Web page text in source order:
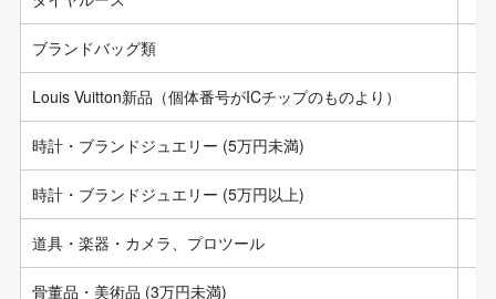
ブランドバッグ類
Louis Vuitton新品（個体番号がICチップのものより）
時計・ブランドジュエリー (5万円未満)
時計・ブランドジュエリー (5万円以上)
道具・楽器・カメラ、プロツール
骨董品・美術品 (3万円未満)